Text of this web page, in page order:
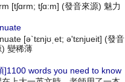
[tʃɑrm; tʃɑ:m] (發音來源) 魅力
[ə`tɛnjʊˌet; ə'tɛnjueit] (發音
) 變稀薄
]1100 words you need to know